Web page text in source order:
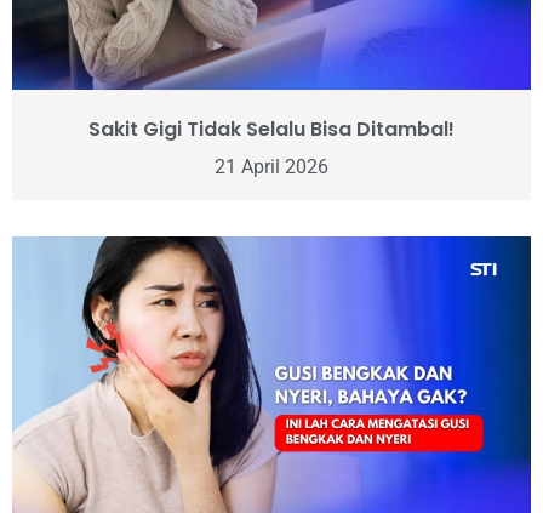
Sakit Gigi Tidak Selalu Bisa Ditambal!
21 April 2026